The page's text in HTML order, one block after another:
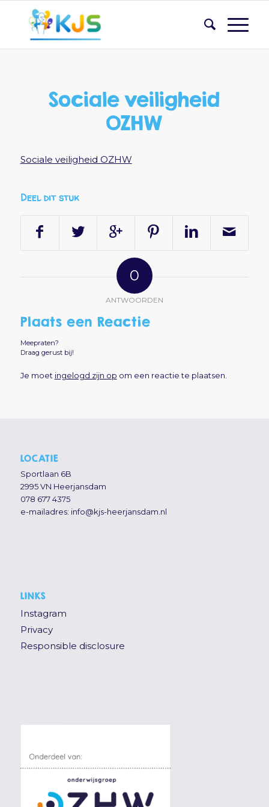
Sociale veiligheid
OZHW
Sociale veiligheid OZHW
Deel dit stuk
0
ANTWOORDEN
Plaats een Reactie
Meepraten?
Draag gerust bij!
Je moet ingelogd zijn op om een reactie te plaatsen.
LOCATIE
Sportlaan 6B
2995 VN Heerjansdam
078 677 4375
e-mailadres: info@kjs-heerjansdam.nl
LINKS
Instagram
Privacy
Responsible disclosure